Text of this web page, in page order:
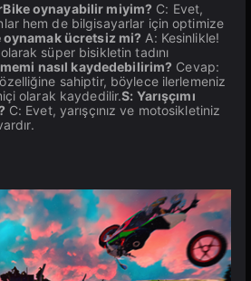
oynayabilir miyim? C: Evet,
hem de bilgisayarlar için optimize
oynamak ücretsiz mi? A: Kesinlikle!
süper bisikletin tadını
nasıl kaydedebilirim? Cevap:
sahiptir, böylece ilerlemeniz
olarak kaydedilir.S: Yarışçımı
C: Evet, yarışçınız ve motosikletiniz